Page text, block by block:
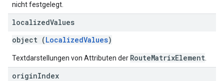
nicht festgelegt.
localizedValues
object (LocalizedValues)
Textdarstellungen von Attributen der RouteMatrixElement
originIndex